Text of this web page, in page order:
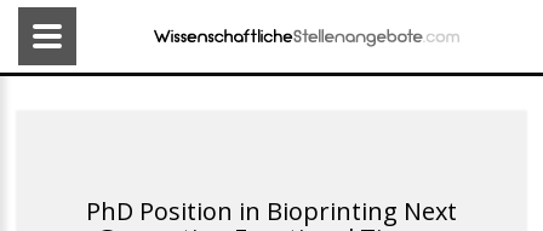
PhD Position in Bioprinting Next